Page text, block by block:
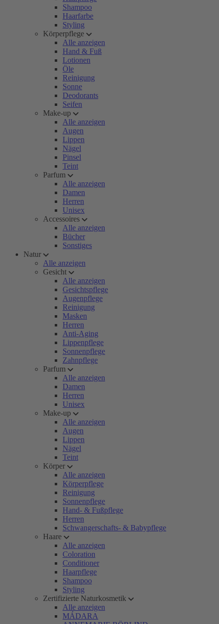
Shampoo
Haarfarbe
Styling
Körperpflege
Alle anzeigen
Hand & Fuß
Lotionen
Öle
Reinigung
Sonne
Deodorants
Seifen
Make-up
Alle anzeigen
Augen
Lippen
Nägel
Pinsel
Teint
Parfum
Alle anzeigen
Damen
Herren
Unisex
Accessoires
Alle anzeigen
Bücher
Sonstiges
Natur
Alle anzeigen
Gesicht
Alle anzeigen
Gesichtspflege
Augenpflege
Reinigung
Masken
Herren
Anti-Aging
Lippenpflege
Sonnenpflege
Zahnpflege
Parfum
Alle anzeigen
Damen
Herren
Unisex
Make-up
Alle anzeigen
Augen
Lippen
Nägel
Teint
Körper
Alle anzeigen
Körperpflege
Reinigung
Sonnenpflege
Hand- & Fußpflege
Herren
Schwangerschafts- & Babypflege
Haare
Alle anzeigen
Coloration
Conditioner
Haarpflege
Shampoo
Styling
Zertifizierte Naturkosmetik
Alle anzeigen
MÁDARA